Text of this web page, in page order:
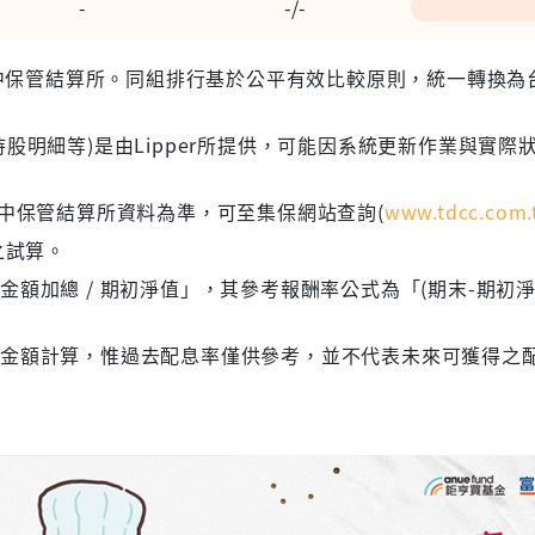
- -/-
管結算所。同組排行基於公平有效比較原則，統一轉換為
明細等)是由Lipper所提供，可能因系統更新作業與實際
管結算所資料為準，可至集保網站查詢(
算。
額加總 / 期初淨值」，其參考報酬率公式為「(期末-期初
額計算，惟過去配息率僅供參考，並不代表未來可獲得之